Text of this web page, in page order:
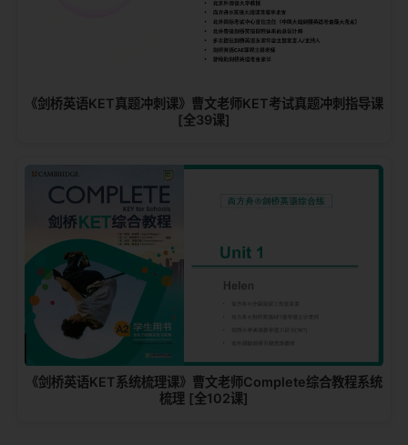
《剑桥英语KET真题冲刺课》曹文老师KET考试真题冲刺指导课
[全39课]
《剑桥英语KET系统梳理课》曹文老师Complete综合教程系统
梳理 [全102课]